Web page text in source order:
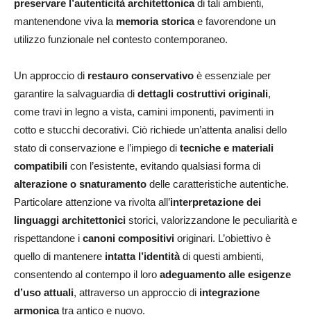
preservare l’autenticità architettonicadi tali ambienti,
mantenendone viva la memoria storicae favorendone un
utilizzo funzionale nel contesto contemporaneo.
Un approccio di restauro conservativo è essenziale per
garantire la salvaguardia di dettagli costruttivi originali,
come travi in legno a vista, camini imponenti, pavimenti in
cotto e stucchi decorativi. Ciò richiede un’attenta analisi dello
stato di conservazione e l’impiego di tecniche e materiali
compatibili con l’esistente, evitando qualsiasi forma di
alterazione o snaturamento delle caratteristiche autentiche.
Particolare attenzione va rivolta all’interpretazione dei
linguaggi architettonici storici, valorizzandone le peculiarità e
rispettandone i canoni compositivi originari. L’obiettivo è
quello di mantenere intatta l’identitàdi questi ambienti,
consentendo al contempo il loro adeguamento alle esigenze
d’uso attuali, attraverso un approccio di integrazione
armonicatra antico e nuovo.